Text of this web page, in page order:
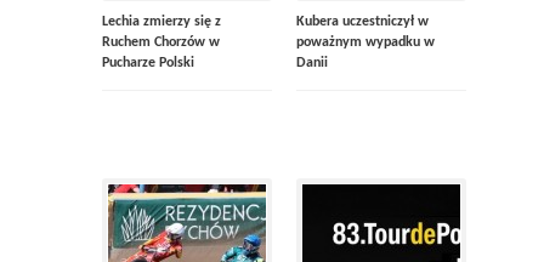
Lechia zmierzy się z
Ruchem Chorzów w
Pucharze Polski
Kubera uczestniczył w
poważnym wypadku w
Danii